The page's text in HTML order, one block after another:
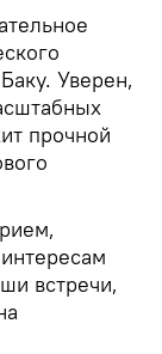
Уверен,
прочной
встречи,